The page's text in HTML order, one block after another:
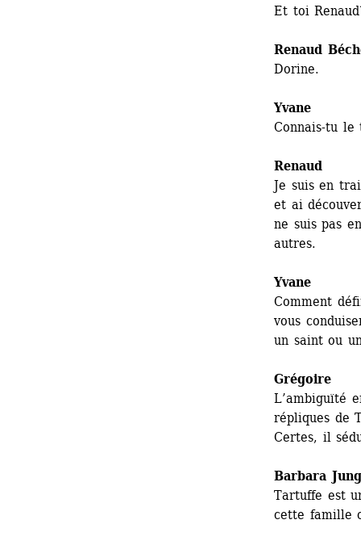
Et toi
Renaud
Dorine.
Yvane
Connais-tu le
Renaud
Je suis en
et ai
ne suis pas
autres.
Yvane
Comment
vous
un saint ou
Grégoire
L’ambiguïté
répliques de
Certes, il
Barbara Jung
Tartuffe est
cette famille